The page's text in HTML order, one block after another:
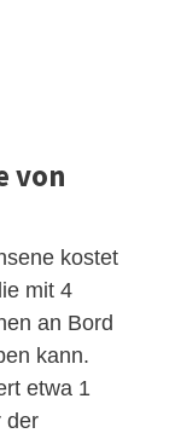
von
kostet
mit 4
an Bord
kann.
etwa 1
der